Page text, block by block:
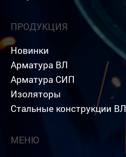
ПРОДУКЦИЯ
Новинки
Арматура ВЛ
Арматура СИП
Изоляторы
Стальные конструкции ВЛ
МЕНЮ